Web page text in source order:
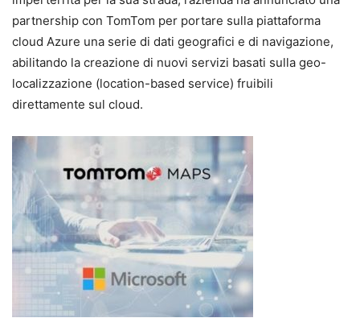
partnership con TomTom per portare sulla piattaforma
cloud Azure una serie di dati geografici e di navigazione,
abilitando la creazione di nuovi servizi basati sulla geo-
localizzazione (location-based service) fruibili
direttamente sul cloud.